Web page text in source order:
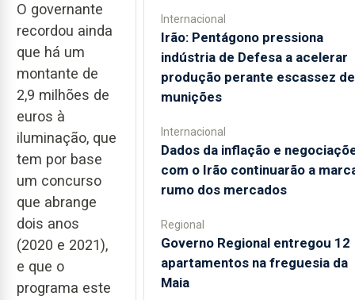
O governante
recordou ainda
que há um
montante de
2,9 milhões de
euros à
iluminação, que
tem por base
um concurso
que abrange
dois anos
(2020 e 2021),
e que o
programa este
Internacional
Irão: Pentágono pressiona
indústria de Defesa a acelerar
produção perante escassez de
munições
Internacional
Dados da inflação e
com o Irão continuarão a
rumo dos mercados
Regional
Governo Regional entregou 12
apartamentos na freguesia da
Maia